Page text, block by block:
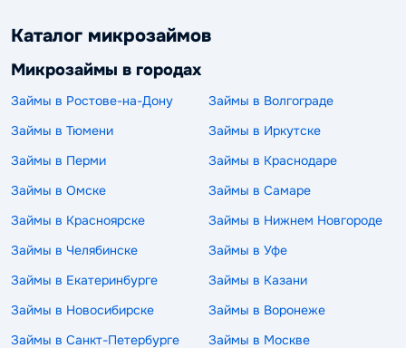
Каталог микрозаймов
Микрозаймы в городах
Займы в Ростове-на-Дону
Займы в Волгограде
Займы в Тюмени
Займы в Иркутске
Займы в Перми
Займы в Краснодаре
Займы в Омске
Займы в Самаре
Займы в Красноярске
Займы в Нижнем Новгороде
Займы в Челябинске
Займы в Уфе
Займы в Екатеринбурге
Займы в Казани
Займы в Новосибирске
Займы в Воронеже
Займы в Санкт-Петербурге
Займы в Москве